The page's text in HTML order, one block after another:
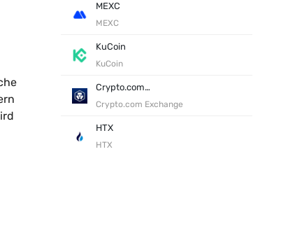
MEXC
MEXC
KuCoin
KuCoin
Crypto.com Exchange
Crypto.com Exchange
HTX
HTX